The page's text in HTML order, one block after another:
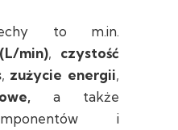
to m.in.
min), czystość
, zużycie energii,
a także
i